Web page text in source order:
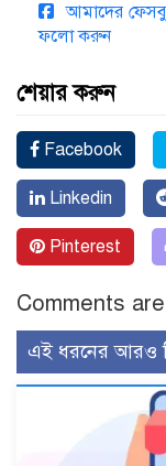
আমাদের
ফলো করুন
শেয়ার করুন
Facebook
Linkedin
Pinterest
Comments
এই ধরনের আরও